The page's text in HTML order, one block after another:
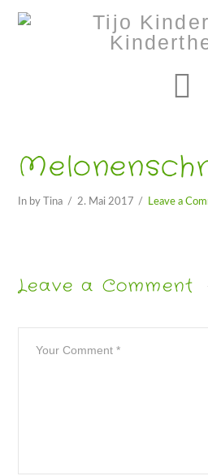
In by Tina 2. Mai 2017 Leave a
Leave a Comment